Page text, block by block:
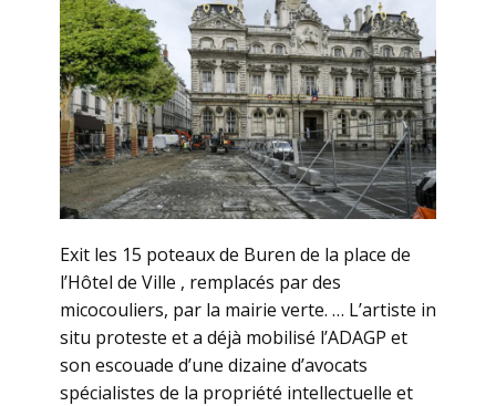
Exit les 15 poteaux de Buren de la place de
l’Hôtel de Ville , remplacés par des
micocouliers, par la mairie verte. … L’artiste in
situ proteste et a déjà mobilisé l’ADAGP et
son escouade d’une dizaine d’avocats
spécialistes de la propriété intellectuelle et